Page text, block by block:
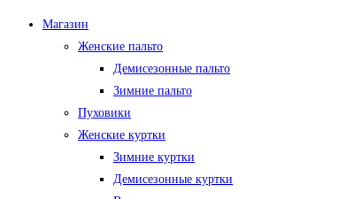
Магазин
Женские пальто
Демисезонные пальто
Зимние пальто
Пуховики
Женские куртки
Зимние куртки
Демисезонные куртки